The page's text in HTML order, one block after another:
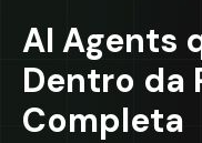
AI Agents
Dentro da
Completa